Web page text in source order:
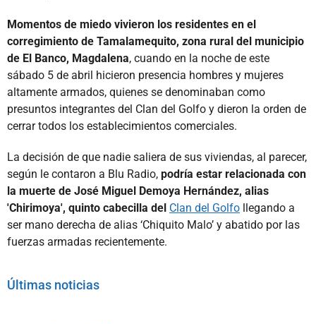
Momentos de miedo vivieron los residentes en el
corregimiento de Tamalamequito, zona rural del municipio
de El Banco, Magdalena, cuando en la noche de este
sábado 5 de abril hicieron presencia hombres y mujeres
altamente armados, quienes se denominaban como
presuntos integrantes del Clan del Golfo y dieron la orden de
cerrar todos los establecimientos comerciales.
La decisión de que nadie saliera de sus viviendas, al parecer,
según le contaron a Blu Radio, podría estar relacionada con
la muerte de José Miguel Demoya Hernández, alias
'Chirimoya', quinto cabecilla del Clan del Golfo llegando a
ser mano derecha de alias ‘Chiquito Malo’ y abatido por las
fuerzas armadas recientemente.
Últimas noticias